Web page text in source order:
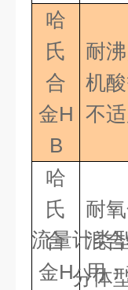
哈
氏
合
金H
B
耐
机
不
哈
氏
合
金H
耐
混
用
流量计类
分体